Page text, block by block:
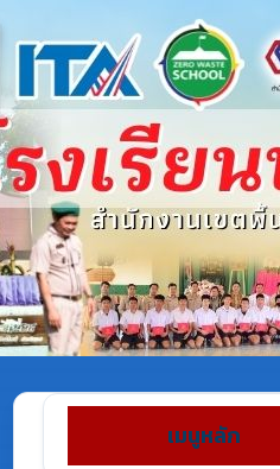
เมนูหลัก